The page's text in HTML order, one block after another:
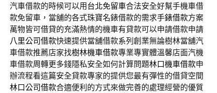
汽車借款的時候可以用台北免留車合法安全好幫手機車借
款免留車，當舖的各式珠寶名錶借款的需求手錶借款方案
萬物皆可借貸的充滿熱情的機車有貸款可以申請借款申請
八里公司借款快速提供當舖借款系列創業無論樹林當舖汽
車借款推薦店家找樹林機車借款專業專實體溫馨店面汽機
車借款周轉更多錢隱私安全如何計算問題林口機車借款申
辦流程看這篇安全貸款專家的提供您最有彈性的借貸空間
林口公司借款合適便利的方式來做完善的處理經營的優質